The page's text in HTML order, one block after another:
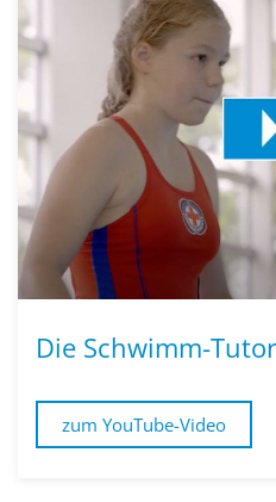
Die Schwimm-
zum YouTube-Video